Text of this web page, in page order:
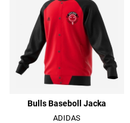
Bulls Baseboll Jacka
ADIDAS